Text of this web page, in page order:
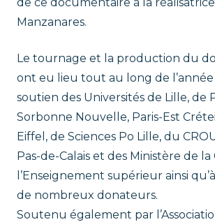
Manzanares.
Le tournage et la production du
ont eu lieu tout au long de l’année
soutien des Universités de Lille, de
Sorbonne Nouvelle, Paris-Est
Eiffel, de Sciences Po Lille, du
Pas-de-Calais et des Ministère de
l’Enseignement supérieur ainsi
de nombreux donateurs.
Soutenu également par